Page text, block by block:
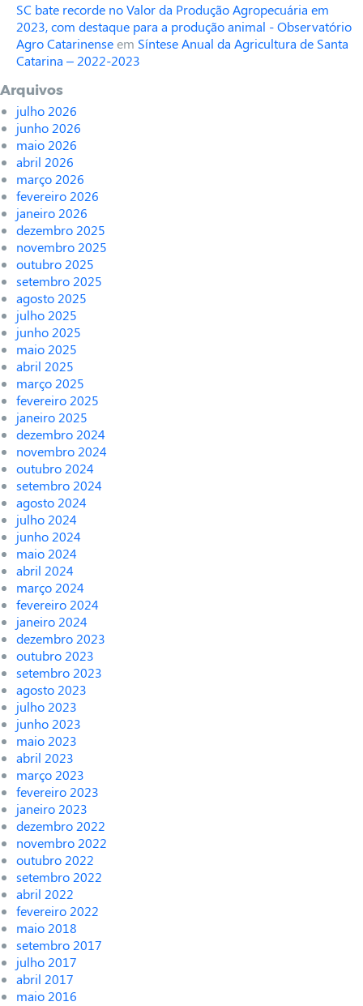
SC bate recorde no Valor da Produção Agropecuária em
2023, com destaque para a produção animal - Observatório
Agro Catarinenseem Síntese Anual da Agricultura de Santa
Catarina – 2022-2023
Arquivos
julho 2026
junho 2026
maio 2026
abril 2026
março 2026
fevereiro 2026
janeiro 2026
dezembro 2025
novembro 2025
outubro 2025
setembro 2025
agosto 2025
julho 2025
junho 2025
maio 2025
abril 2025
março 2025
fevereiro 2025
janeiro 2025
dezembro 2024
novembro 2024
outubro 2024
setembro 2024
agosto 2024
julho 2024
junho 2024
maio 2024
abril 2024
março 2024
fevereiro 2024
janeiro 2024
dezembro 2023
outubro 2023
setembro 2023
agosto 2023
julho 2023
junho 2023
maio 2023
abril 2023
março 2023
fevereiro 2023
janeiro 2023
dezembro 2022
novembro 2022
outubro 2022
setembro 2022
abril 2022
fevereiro 2022
maio 2018
setembro 2017
julho 2017
abril 2017
maio 2016